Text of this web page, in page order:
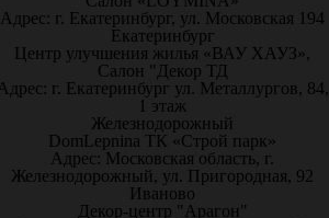
Адрес: г. Екатеринбург, ул. Московская 194
Екатеринбург
Центр улучшения жилья «ВАУ ХАУЗ»,
Салон "Декор ТД
г. Екатеринбург ул. Металлургов, 84,
1 этаж
Железнодорожный
DomLepnina ТК «Строй парк»
Адрес: Московская область, г.
Железнодорожный, ул. Пригородная, 92
Иваново
Декор-центр "Арагон"